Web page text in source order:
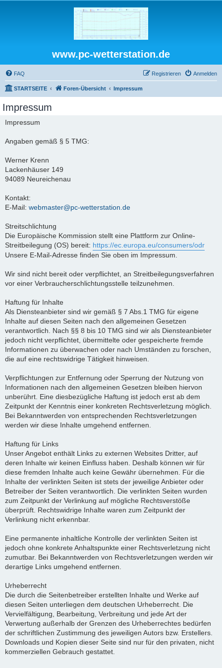
www.pc-wetterstation.de
FAQ Anmelden
Registrieren
STARTSEITE Foren-Übersicht Impressum
Impressum
Impressum
Angaben gemäß § 5 TMG:
Werner Krenn
Lackenhäuser 149
94089 Neureichenau
Kontakt:
E-Mail: webmaster@pc-wetterstation.de
Streitschlichtung
Die Europäische Kommission stellt eine Plattform zur Online-
Streitbeilegung (OS) bereit: https://ec.europa.eu/consumers/odr
Unsere E-Mail-Adresse finden Sie oben im Impressum.
Wir sind nicht bereit oder verpflichtet, an Streitbeilegungsverfahren
vor einer Verbraucherschlichtungsstelle teilzunehmen.
Haftung für Inhalte
Als Diensteanbieter sind wir gemäß § 7 Abs.1 TMG für eigene
Inhalte auf diesen Seiten nach den allgemeinen Gesetzen
verantwortlich. Nach §§ 8 bis 10 TMG sind wir als Diensteanbieter
jedoch nicht verpflichtet, übermittelte oder gespeicherte fremde
Informationen zu überwachen oder nach Umständen zu forschen,
die auf eine rechtswidrige Tätigkeit hinweisen.
Verpflichtungen zur Entfernung oder Sperrung der Nutzung von
Informationen nach den allgemeinen Gesetzen bleiben hiervon
unberührt. Eine diesbezügliche Haftung ist jedoch erst ab dem
Zeitpunkt der Kenntnis einer konkreten Rechtsverletzung möglich.
Bei Bekanntwerden von entsprechenden Rechtsverletzungen
werden wir diese Inhalte umgehend entfernen.
Haftung für Links
Unser Angebot enthält Links zu externen Websites Dritter, auf
deren Inhalte wir keinen Einfluss haben. Deshalb können wir für
diese fremden Inhalte auch keine Gewähr übernehmen. Für die
Inhalte der verlinkten Seiten ist stets der jeweilige Anbieter oder
Betreiber der Seiten verantwortlich. Die verlinkten Seiten wurden
zum Zeitpunkt der Verlinkung auf mögliche Rechtsverstöße
überprüft. Rechtswidrige Inhalte waren zum Zeitpunkt der
Verlinkung nicht erkennbar.
Eine permanente inhaltliche Kontrolle der verlinkten Seiten ist
jedoch ohne konkrete Anhaltspunkte einer Rechtsverletzung nicht
zumutbar. Bei Bekanntwerden von Rechtsverletzungen werden wir
derartige Links umgehend entfernen.
Urheberrecht
Die durch die Seitenbetreiber erstellten Inhalte und Werke auf
diesen Seiten unterliegen dem deutschen Urheberrecht. Die
Vervielfältigung, Bearbeitung, Verbreitung und jede Art der
Verwertung außerhalb der Grenzen des Urheberrechtes bedürfen
der schriftlichen Zustimmung des jeweiligen Autors bzw. Erstellers.
Downloads und Kopien dieser Seite sind nur für den privaten, nicht
kommerziellen Gebrauch gestattet.